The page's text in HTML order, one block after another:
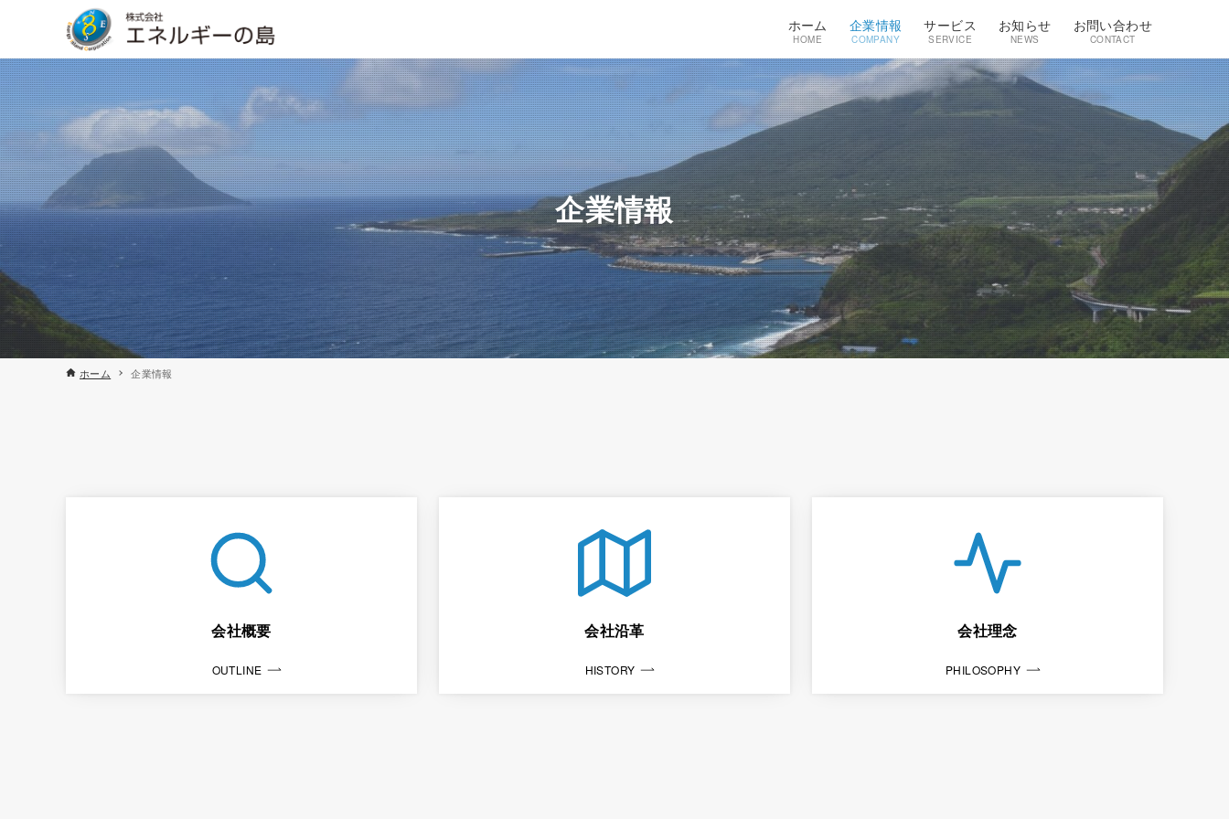
ホーム
HOME
企業情報
COMPANY
サービス
SERVICE
お知らせ
NEWS
お問い合わせ
CONTACT
企業情報
ホーム 企業情報
会社概要
OUTLINE
会社沿革
HISTORY
会社理念
PHILOSOPHY